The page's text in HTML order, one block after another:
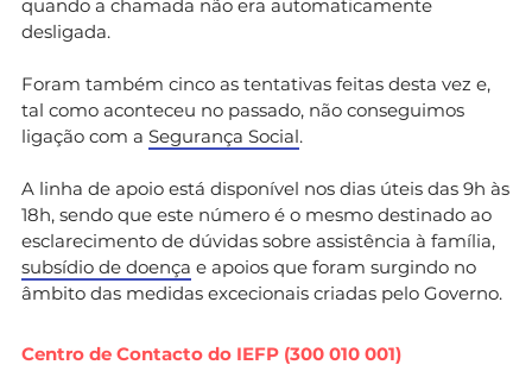
quando a chamada não era automaticamente
desligada.
Foram também cinco as tentativas feitas desta vez e,
tal como aconteceu no passado, não conseguimos
ligação com a Segurança Social.
A linha de apoio está disponível nos dias úteis das 9h às
18h, sendo que este número é o mesmo destinado ao
esclarecimento de dúvidas sobre assistência à família,
subsídio de doença e apoios que foram surgindo no
âmbito das medidas excecionais criadas pelo Governo.
Centro de Contacto do IEFP (300 010 001)